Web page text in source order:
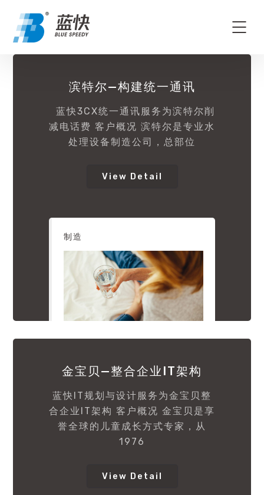
制造
滨特尔—构建统一通讯
蓝快3CX统一通讯服务为滨特尔削
减电话费 客户概况 滨特尔是专业水
处理设备制造公司，总部位
View Detail
金宝贝—整合企业IT架构
蓝快IT规划与设计服务为金宝贝整
合企业IT架构 客户概况 金宝贝是享
誉全球的儿童成长方式专家，从
1976
View Detail